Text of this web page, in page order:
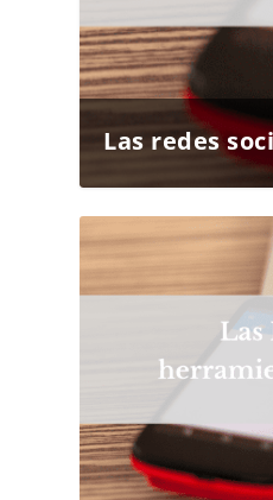
Las redes